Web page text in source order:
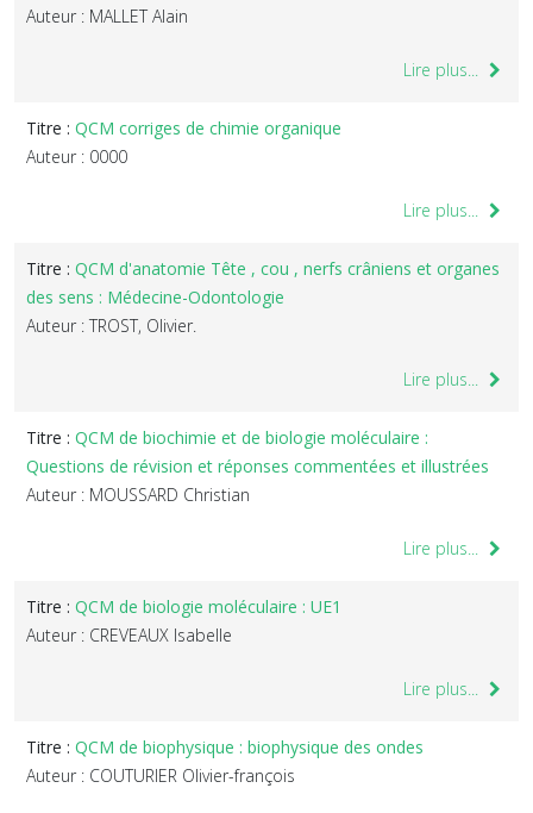
Auteur : MALLET Alain
Lire plus...
Titre : QCM corriges de chimie organique
Auteur : 0000
Lire plus...
Titre : QCM d'anatomie Tête , cou , nerfs crâniens et organes
des sens : Médecine-Odontologie
Auteur : TROST, Olivier.
Lire plus...
Titre : QCM de biochimie et de biologie moléculaire :
Questions de révision et réponses commentées et illustrées
Auteur : MOUSSARD Christian
Lire plus...
Titre : QCM de biologie moléculaire : UE1
Auteur : CREVEAUX Isabelle
Lire plus...
Titre : QCM de biophysique : biophysique des ondes
Auteur : COUTURIER Olivier-françois